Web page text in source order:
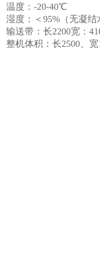
温度：-20-40℃
湿度：＜95%（无凝结
输送带：长2200宽：
整机体积：长2500、